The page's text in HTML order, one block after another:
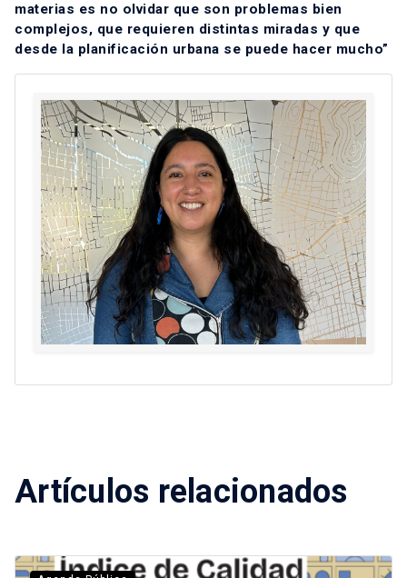
materias es no olvidar que son problemas bien
complejos, que requieren distintas miradas y que
desde la planificación urbana se puede hacer mucho”
Artículos relacionados